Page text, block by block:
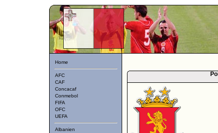
Home
AFC
CAF
Concacaf
Conmebol
FIFA
OFC
UEFA
Albanien